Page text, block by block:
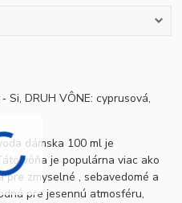
Si, DRUH VÔNE: cyprusová,
dámska 100 ml je
vôňa je populárna viac ako
pre zmyselné , sebavedomé a
pre jesennú atmosféru,